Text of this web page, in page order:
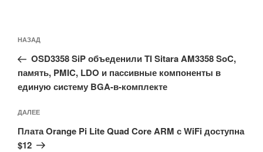
по
записям
Предыдущая
запись:
НАЗАД
OSD3358 SiP объеденили TI Sitara AM3358 SoC,
память, PMIC, LDO и пассивные компоненты в
единую систему BGA-в-комплекте
Следующая
запись
ДАЛЕЕ
Плата Orange Pi Lite Quad Core ARM с WiFi доступна
$12